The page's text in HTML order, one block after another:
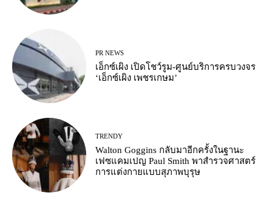
PR NEWS
เอ็กซ์เผิง เปิดโชว์รูม-ศูนย์บริการครบวงจร
‘เอ็กซ์เผิง เพชรเกษม’
TRENDY
Walton Goggins กลับมาอีกครั้งในฐานะ
เฟซแคมเปญ Paul Smith พาสำรวจศาสตร์
การแต่งกายแบบสุภาพบุรุษ